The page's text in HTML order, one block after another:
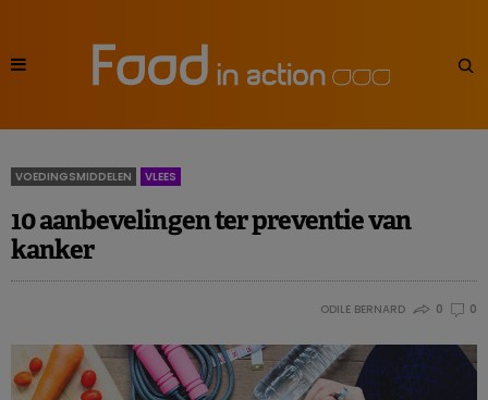
VOEDINGSMIDDELEN VLEES
10 aanbevelingen ter preventie van
kanker
ODILE BERNARD 0 0